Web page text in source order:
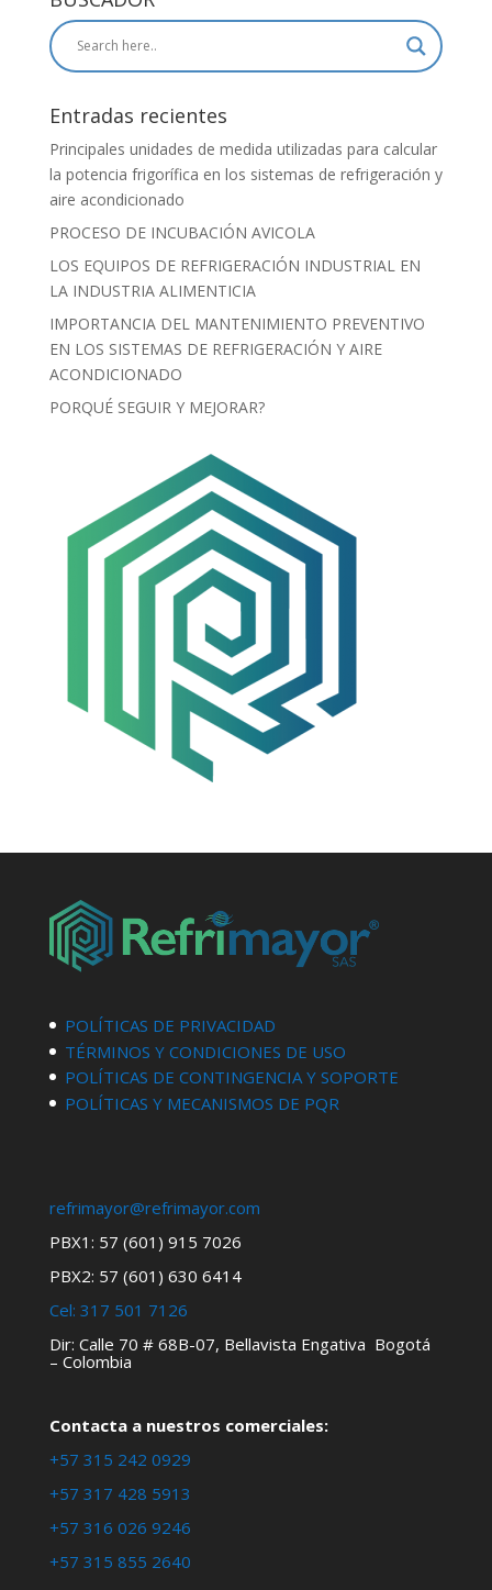
Entradas recientes
Principales unidades de medida utilizadas para calcular
la potencia frigorífica en los sistemas de refrigeración y
aire acondicionado
PROCESO DE INCUBACIÓN AVICOLA
LOS EQUIPOS DE REFRIGERACIÓN INDUSTRIAL EN
LA INDUSTRIA ALIMENTICIA
IMPORTANCIA DEL MANTENIMIENTO PREVENTIVO
EN LOS SISTEMAS DE REFRIGERACIÓN Y AIRE
ACONDICIONADO
PORQUÉ SEGUIR Y MEJORAR?
POLÍTICAS DE PRIVACIDAD
TÉRMINOS Y CONDICIONES DE USO
POLÍTICAS DE CONTINGENCIA Y SOPORTE
POLÍTICAS Y MECANISMOS DE PQR
refrimayor@refrimayor.com
PBX1: 57 (601) 915 7026
PBX2: 57 (601) 630 6414
Cel: 317 501 7126
Dir: Calle 70 # 68B-07, Bellavista Engativa Bogotá
– Colombia
Contacta a nuestros comerciales:
+57 315 242 0929
+57 317 428 5913
+57 316 026 9246
+57 315 855 2640